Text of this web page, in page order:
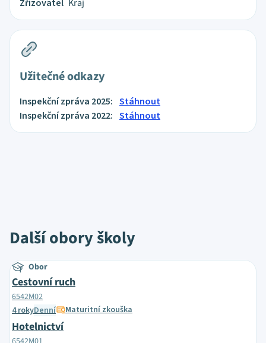
Zřizovatel Kraj
Užitečné odkazy
Inspekční zpráva 2025: Stáhnout
Inspekční zpráva 2022: Stáhnout
Další obory školy
Obor
Cestovní ruch
6542M02
4 rokyDenní Maturitní zkouška
Hotelnictví